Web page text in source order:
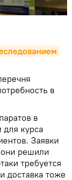
в
в
для курса
Заявки
решили
требуется
доставка тоже